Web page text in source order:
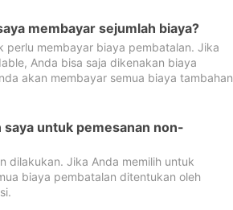
membayar sejumlah biaya?
perlu membayar biaya pembatalan. Jika
Anda bisa saja dikenakan biaya
akan membayar semua biaya tambahan
saya untuk pemesanan non-
dilakukan. Jika Anda memilih untuk
biaya pembatalan ditentukan oleh